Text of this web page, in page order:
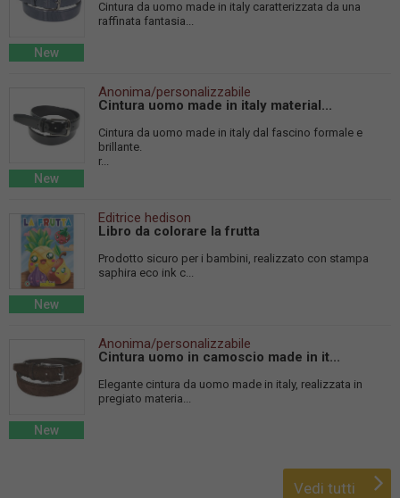
New
Cintura da uomo made in italy caratterizzata da una
raffinata fantasia...
New
Anonima/personalizzabile
Cintura uomo made in italy material...
Cintura da uomo made in italy dal fascino formale e
brillante.
r...
New
Editrice hedison
Libro da colorare la frutta
Prodotto sicuro per i bambini, realizzato con stampa
saphira eco ink c...
New
Anonima/personalizzabile
Cintura uomo in camoscio made in it...
Elegante cintura da uomo made in italy, realizzata in
pregiato materia...
Vedi tutti